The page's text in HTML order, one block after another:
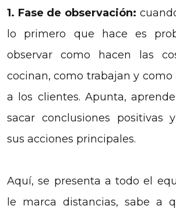
1. Fase de observación:
lo primero que hace es
observar como hacen las
cocinan, como trabajan y como
a los clientes. Apunta,
sacar conclusiones positivas
sus acciones principales.
Aquí, se presenta a todo el
le marca distancias, sabe a